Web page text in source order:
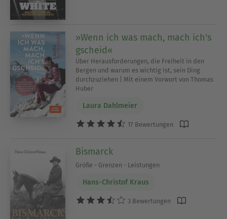
»Wenn ich was mach, mach ich's
gscheid«
Über Herausforderungen, die Freiheit in den
Bergen und warum es wichtig ist, sein Ding
durchzuziehen | Mit einem Vorwort von Thomas
Huber
Laura Dahlmeier
17 Bewertungen
Bismarck
Größe - Grenzen - Leistungen
Hans-Christof Kraus
3 Bewertungen